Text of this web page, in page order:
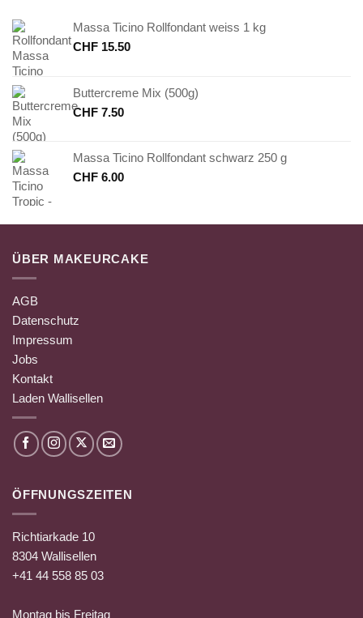
Massa Ticino Rollfondant weiss 1 kg
CHF 15.50
Buttercreme Mix (500g)
CHF 7.50
Massa Ticino Rollfondant schwarz 250 g
CHF 6.00
ÜBER MAKEURCAKE
AGB
Datenschutz
Impressum
Jobs
Kontakt
Laden Wallisellen
ÖFFNUNGSZEITEN
Richtiarkade 10
8304 Wallisellen
+41 44 558 85 03
Montag bis Freitag